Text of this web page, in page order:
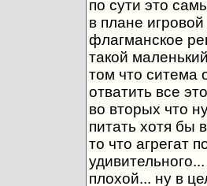
по сути это
в плане
флагманское
такой
том что ситема
отватить все
во вторых что
питать хотя бы
то что агрегат
плохой... ну в